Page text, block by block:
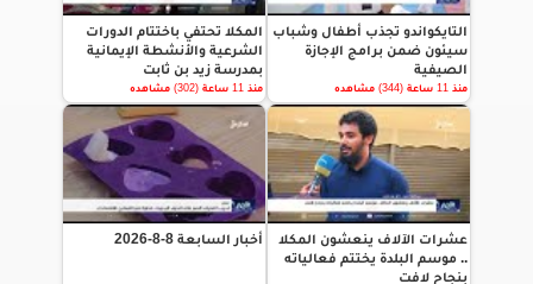
التايكواندو تجذب أطفال وشباب
سيئون ضمن برامج الإجازة
الصيفية
منذ 11 ساعة (344) مشاهده
المكلا تحتفي باختتام الدورات
الشرعية والأنشطة الإيمانية
بمدرسة زيد بن ثابت
منذ 11 ساعة (302) مشاهده
عشرات الآلاف ينعشون المكلا
.. موسم البلدة يختتم فعالياته
بنجاح لافت
أخبار السابعة 8-8-2026